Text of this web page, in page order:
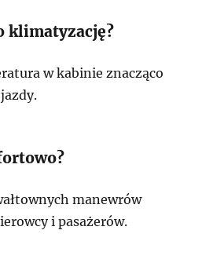
klimatyzację?
w kabinie znacząco
manewrów
i pasażerów.